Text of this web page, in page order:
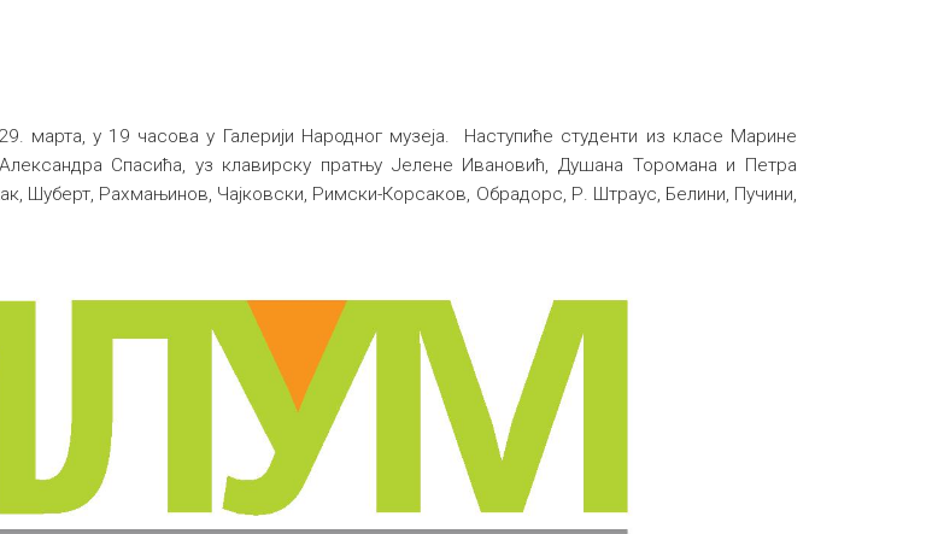
марта, у 19 часова у Галерији Народног музеја. Наступиће студенти из класе Марине
Спасића, уз клавирску пратњу Јелене Ивановић, Душана Торомана и Петра
Шуберт, Рахмањинов, Чајковски, Римски-Корсаков, Обрадорс, Р. Штраус, Белини, Пучини,